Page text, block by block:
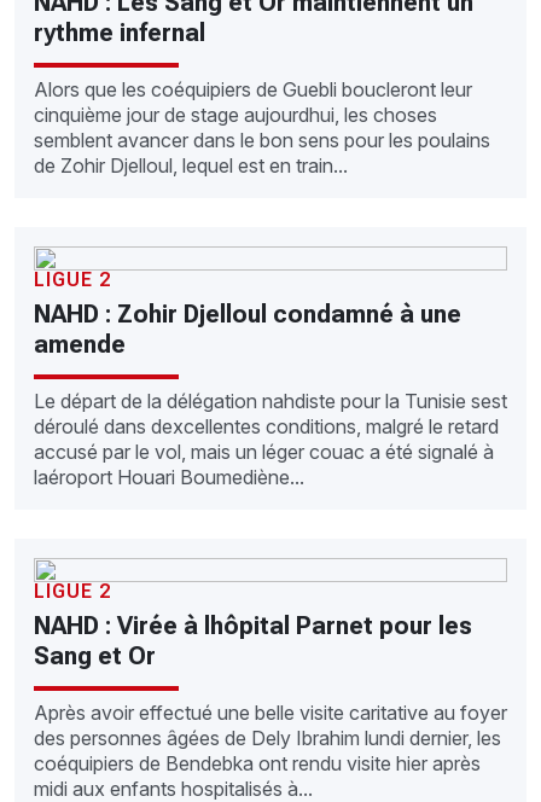
rythme infernal
Alors que les coéquipiers de Guebli boucleront leur
cinquième jour de stage aujourdhui, les choses
semblent avancer dans le bon sens pour les poulains
de Zohir Djelloul, lequel est en train...
LIGUE 2
NAHD : Zohir Djelloul condamné à une
amende
Le départ de la délégation nahdiste pour la Tunisie sest
déroulé dans dexcellentes conditions, malgré le retard
accusé par le vol, mais un léger couac a été signalé à
laéroport Houari Boumediène...
LIGUE 2
NAHD : Virée à lhôpital Parnet pour les
Sang et Or
Après avoir effectué une belle visite caritative au foyer
des personnes âgées de Dely Ibrahim lundi dernier, les
coéquipiers de Bendebka ont rendu visite hier après
midi aux enfants hospitalisés à...